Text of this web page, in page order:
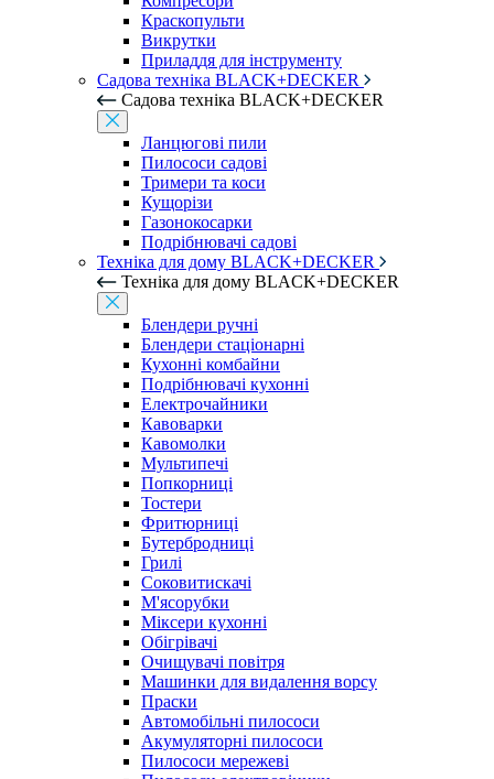
Краскопульти
Викрутки
Приладдя для інструменту
Садова техніка BLACK+DECKER
Садова техніка BLACK+DECKER
Ланцюгові пили
Пилососи садові
Тримери та коси
Кущорізи
Газонокосарки
Подрібнювачі садові
Техніка для дому BLACK+DECKER
Техніка для дому BLACK+DECKER
Блендери ручні
Блендери стаціонарні
Кухонні комбайни
Подрібнювачі кухонні
Електрочайники
Кавоварки
Кавомолки
Мультипечі
Попкорниці
Тостери
Фритюрниці
Бутербродниці
Грилі
Соковитискачі
М'ясорубки
Міксери кухонні
Обігрівачі
Очищувачі повітря
Машинки для видалення ворсу
Праски
Автомобільні пилососи
Акумуляторні пилососи
Пилососи мережеві